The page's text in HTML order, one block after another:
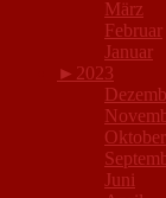
März
Februar
Januar
► 2023
Oktober
Juni